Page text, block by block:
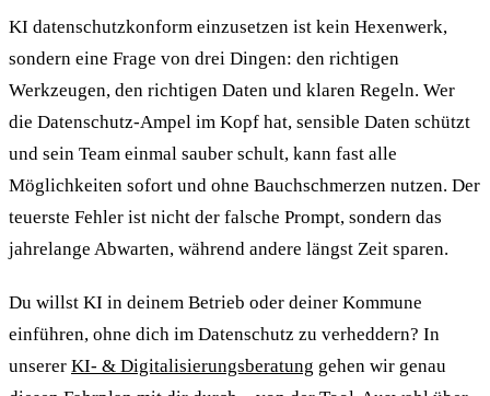
KI datenschutzkonform einzusetzen ist kein Hexenwerk,
sondern eine Frage von drei Dingen: den richtigen
Werkzeugen, den richtigen Daten und klaren Regeln. Wer
die Datenschutz-Ampel im Kopf hat, sensible Daten schützt
und sein Team einmal sauber schult, kann fast alle
Möglichkeiten sofort und ohne Bauchschmerzen nutzen. Der
teuerste Fehler ist nicht der falsche Prompt, sondern das
jahrelange Abwarten, während andere längst Zeit sparen.
Du willst KI in deinem Betrieb oder deiner Kommune
einführen, ohne dich im Datenschutz zu verheddern? In
unserer KI- & Digitalisierungsberatung gehen wir genau